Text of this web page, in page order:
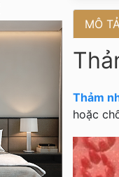
MÔ
Thảm
hoặc